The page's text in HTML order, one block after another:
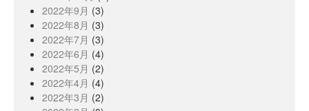
2022年9月 (3)
2022年8月 (3)
2022年7月 (3)
2022年6月 (4)
2022年5月 (2)
2022年4月 (4)
2022年3月 (2)